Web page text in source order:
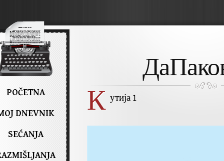
POČETNA
DNEVNIK
SEĆANJA
К утија 1